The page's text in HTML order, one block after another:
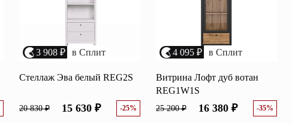
Комбинированные
Письменные столы
Туалетные столы Шкафы-витрины
Трехстворчатые
3 908 ₽ в Сплит
Стеллаж Эва белый REG2S
20 830 ₽ 15 630 ₽ -25%
4 095 ₽ в Сплит
Витрина Лофт дуб вотан
REG1W1S
25 200 ₽ 16 380 ₽ -35%